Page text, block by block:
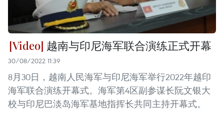
越南与印尼海军联合演练正式开幕
30/08/2022 11:39
8月30日，越南人民海军与印尼海军举行2022年越印
海军联合演练开幕式。海军第4区副参谋长阮文银大
校与印尼巴淡岛海军基地指挥长共同主持开幕式。